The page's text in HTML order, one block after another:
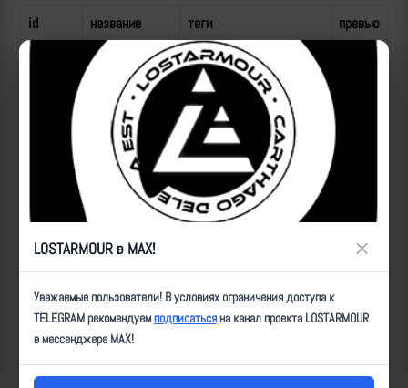
id
эпизода
название теги превью
Сброс по ПВД
Рубикон,Сбросы,здание
Сброс по
огневой
позиции ВСУ
Рубикон,Сбросы,позиция
83939
Сброс по ПВД
ВСУ
Рубикон,Сбросы,здание
ID: | Дата:
_нарезка
LOSTARMOUR в MAX! ×
Уважаемые пользователи! В условиях ограничения доступа к
TELEGRAM рекомендуемподписатьсяна канал проекта LOSTARMOUR
в мессенджере MAX!